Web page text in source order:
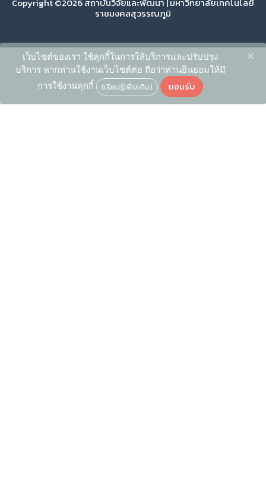
Copyright ©2026 สถาบันวิจัยและพัฒนา | มหาวิทยาลัยเทคโนโลยี
ราชมงคลสุวรรณภูมิ
เว็บไซต์ของเรา ใช้คุกกี้ในการให้บริการและปรับปรุง
บริการ หากท่านใช้งานเว็บไซต์ต่อ ถือว่าท่านยินยอมให้มี
การใช้งานคุกกี้ (เรียนรู้เพิ่มเติม) ยอมรับ
×